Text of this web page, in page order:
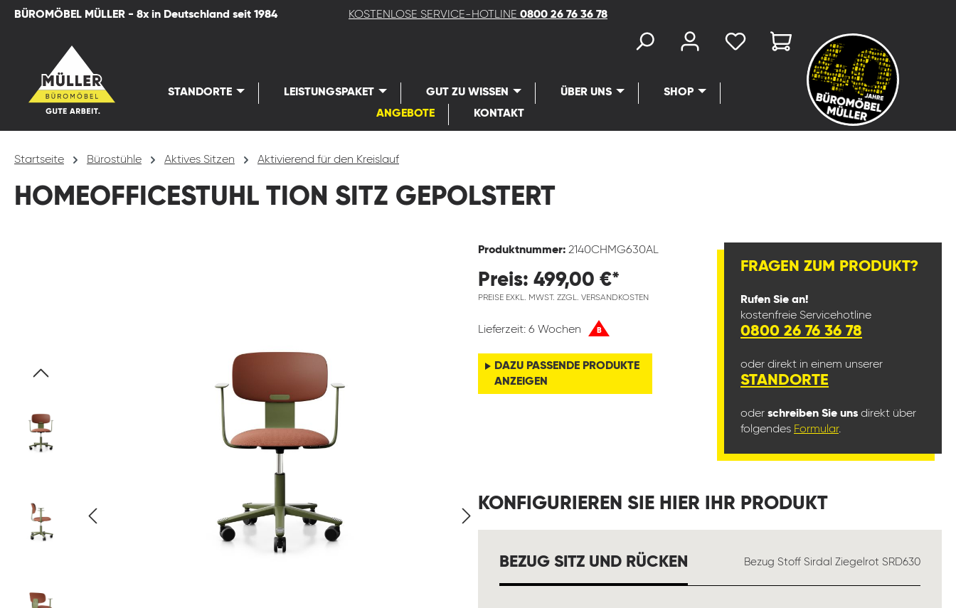
Zur Hauptnavigation springen
BÜROMÖBEL MÜLLER - 8x in Deutschland seit 1984 KOSTENLOSE SERVICE-HOTLINE 0800 26 76 36 78
STANDORTE LEISTUNGSPAKET GUT ZU WISSEN ÜBER UNS
SHOP
ANGEBOTE
KONTAKT
Startseite Bürostühle Aktives Sitzen Aktivierend für den Kreislauf
HOMEOFFICESTUHL TION SITZ GEPOLSTERT
Produktnummer: 2140CHMG630AL
Preis: 499,00 €*
PREISE EXKL. MWST. ZZGL. VERSANDKOSTEN
Lieferzeit: 6 Wochen B
DAZU PASSENDE PRODUKTE
ANZEIGEN
FRAGEN ZUM PRODUKT?
Rufen Sie an!
kostenfreie Servicehotline
0800 26 76 36 78
oder direkt in einem unserer
STANDORTE
oder schreiben Sie uns direkt über
folgendes Formular.
KONFIGURIEREN SIE HIER IHR PRODUKT
BEZUG SITZ UND RÜCKEN AUSWÄHLENBezug Stoff Sirdal Ziegelrot SRD630